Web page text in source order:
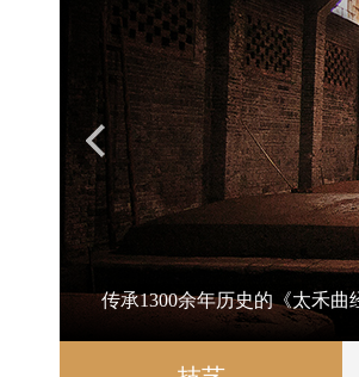
传承1300余年历史的《太禾